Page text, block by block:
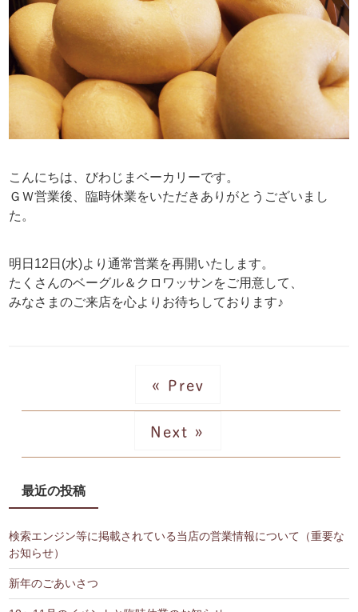
こんにちは、びわじまベーカリーです。
ＧＷ営業後、臨時休業をいただきありがとうございまし
た。
明日12日(水)より通常営業を再開いたします。
たくさんのベーグル＆クロワッサンをご用意して、
みなさまのご来店を心よりお待ちしております♪
« Prev
Next »
最近の投稿
検索エンジン等に掲載されている当店の営業情報について（重要な
お知らせ）
新年のごあいさつ